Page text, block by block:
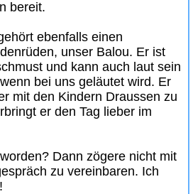
bereit.
ebenfalls einen
unser Balou. Er ist
und kann auch laut sein
bei uns geläutet wird. Er
mit den Kindern Draussen zu
er den Tag lieber im
Dann zögere nicht mit
zu vereinbaren. Ich